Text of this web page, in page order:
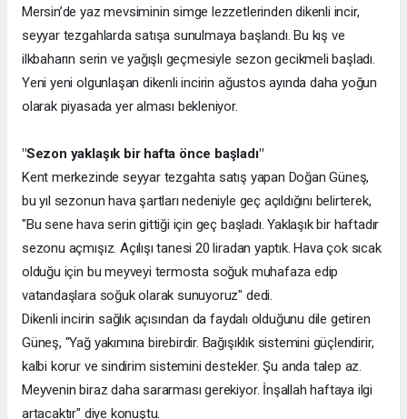
Mersin’de yaz mevsiminin simge lezzetlerinden dikenli incir,
seyyar tezgahlarda satışa sunulmaya başlandı. Bu kış ve
ilkbaharın serin ve yağışlı geçmesiyle sezon gecikmeli başladı.
Yeni yeni olgunlaşan dikenli incirin ağustos ayında daha yoğun
olarak piyasada yer alması bekleniyor.
"Sezon yaklaşık bir hafta önce başladı"
Kent merkezinde seyyar tezgahta satış yapan Doğan Güneş,
bu yıl sezonun hava şartları nedeniyle geç açıldığını belirterek,
"Bu sene hava serin gittiği için geç başladı. Yaklaşık bir haftadır
sezonu açmışız. Açılışı tanesi 20 liradan yaptık. Hava çok sıcak
olduğu için bu meyveyi termosta soğuk muhafaza edip
vatandaşlara soğuk olarak sunuyoruz" dedi.
Dikenli incirin sağlık açısından da faydalı olduğunu dile getiren
Güneş, "Yağ yakımına birebirdir. Bağışıklık sistemini güçlendirir,
kalbi korur ve sindirim sistemini destekler. Şu anda talep az.
Meyvenin biraz daha sararması gerekiyor. İnşallah haftaya ilgi
artacaktır" diye konuştu.